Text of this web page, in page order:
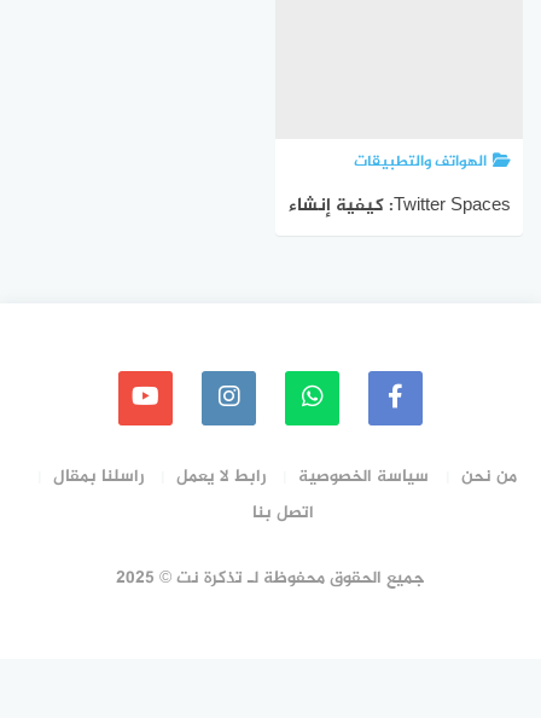
الهواتف والتطبيقات
Twitter Spaces: كيفية إنشاء
من نحن سياسة الخصوصية رابط لا يعمل
راسلنا بمقال
اتصل بنا
جميع الحقوق محفوظة لـ تذكرة نت © 2025